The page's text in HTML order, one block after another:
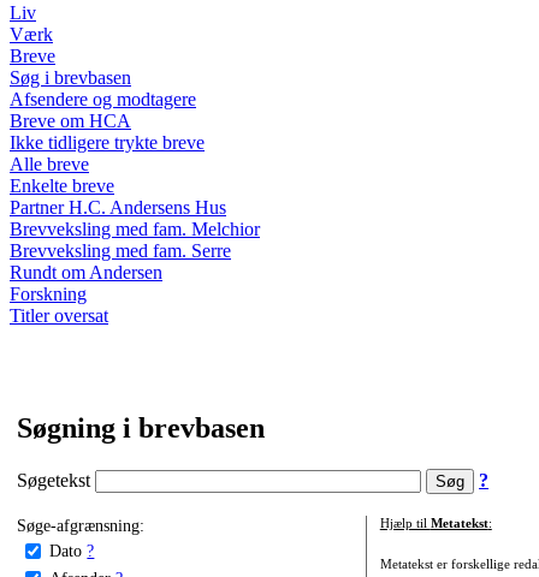
Liv
Værk
Breve
Søg i brevbasen
Afsendere og modtagere
Breve om HCA
Ikke tidligere trykte breve
Alle breve
Enkelte breve
Partner H.C. Andersens Hus
Brevveksling med fam. Melchior
Brevveksling med fam. Serre
Rundt om Andersen
Forskning
Titler oversat
Søgning i brevbasen
Søgetekst ?
Søge-afgrænsning:
Dato ?
Hjælp til Metatekst:
Metatekst er forskellige